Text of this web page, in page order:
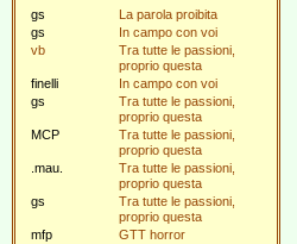
gs
La parola proibita
gs
In campo con voi
vb
Tra tutte le passioni,
proprio questa
finelli
In campo con voi
gs
Tra tutte le passioni,
proprio questa
MCP
Tra tutte le passioni,
proprio questa
.mau.
Tra tutte le passioni,
proprio questa
gs
Tra tutte le passioni,
proprio questa
mfp
GTT horror